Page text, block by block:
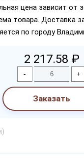
цена зависит от
товара. Доставка
по городу
2 217.58 ₽
- +
Заказать